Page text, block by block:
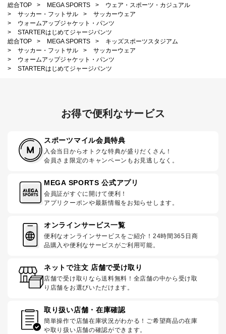
総合TOP
> MEGA SPORTS >
ウェア・スポーツ・カジュアル
>
サッカー・フットサル >
サッカーウェア
>
ウォームアップジャケット・パンツ
>
STARTERはじめてジャージパンツ
総合TOP
> MEGA SPORTS >
キッズスポーツスタジアム
>
サッカー・フットサル >
サッカーウェア
>
ウォームアップジャケット・パンツ
>
STARTERはじめてジャージパンツ
お得で便利なサービス
スポーツマイル会員特典
入会当日からオトクな特典が盛りだくさん！
会員さま限定のキャンペーンもお見逃しなく。
MEGA SPORTS 公式アプリ
会員証がすぐに開けて便利！
アプリクーポンや最新情報をお知らせします。
オンラインサービス一覧
便利なオンラインサービスをご紹介！24時間365日商
品購入や便利なサービスがご利用可能。
ネットで注文 店舗で受け取り
店舗で受け取りなら送料無料！全店舗の中から受け取
り店舗をお選びいただけます。
取り扱い店舗・在庫確認
簡単操作で店舗在庫状況がわかる！ご希望商品の在庫
や取り扱い店舗の確認ができます。